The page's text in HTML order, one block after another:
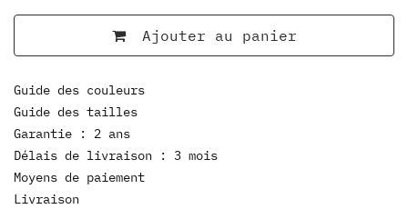
Ajouter au panier
Guide des couleurs
Guide des tailles
Garantie : 2 ans
Délais de livraison : 3 mois
Moyens de paiement
Livraison